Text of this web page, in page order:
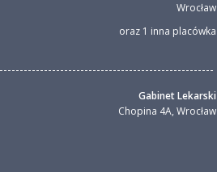
Wrocław
oraz 1 inna placówka
Gabinet Lekarski
Chopina 4A,Wrocław